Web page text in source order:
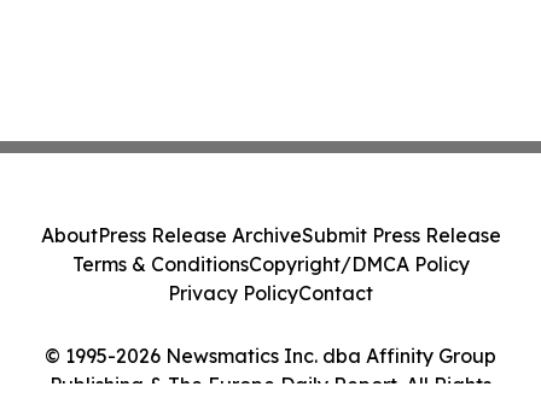
© 1995-2026 Newsmatics Inc. dba Affinity Group
Publishing & The Europe Daily Report. All Rights
AboutPress Release ArchiveSubmit Press Release
Terms & ConditionsCopyright/DMCA Policy
Privacy PolicyContact